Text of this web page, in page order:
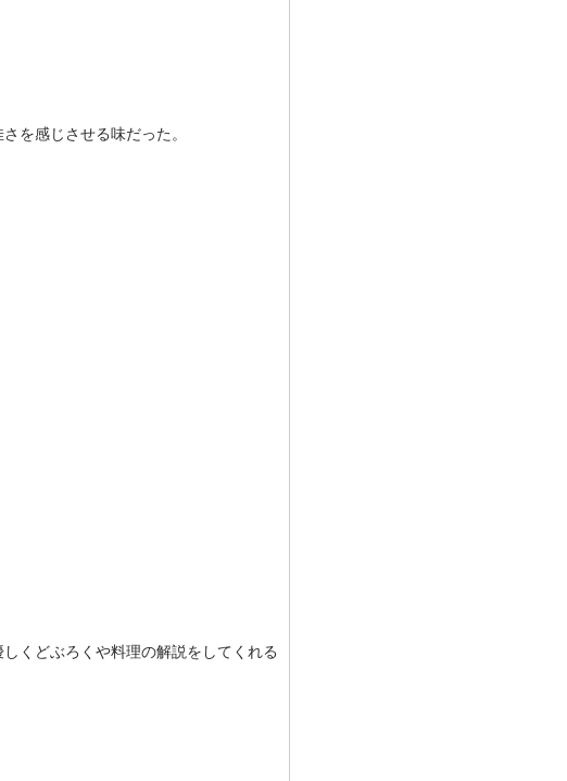
を感じさせる味だった。
くどぶろくや料理の解説をしてくれる